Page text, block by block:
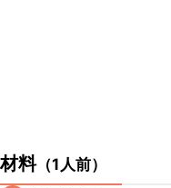
材料（1人前）